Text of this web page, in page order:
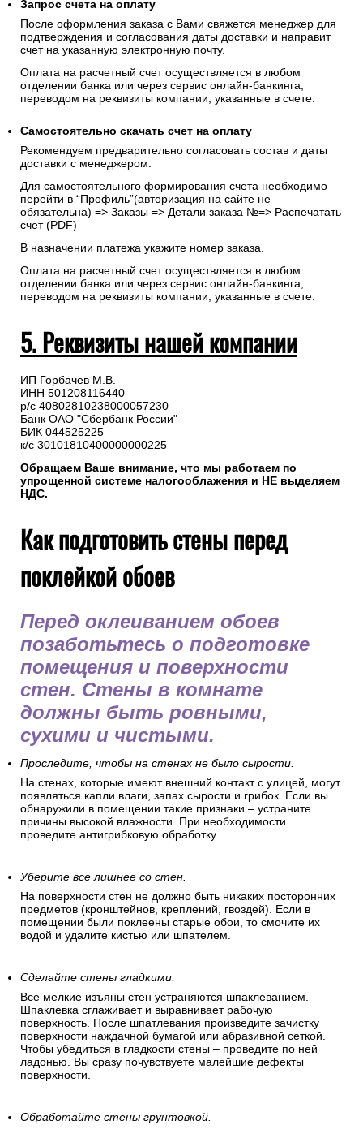
Запрос счета на оплату
После оформления заказа с Вами свяжется менеджер для
подтверждения и согласования даты доставки и направит
счет на указанную электронную почту.
Оплата на расчетный счет осуществляется в любом
отделении банка или через сервис онлайн-банкинга,
переводом на реквизиты компании, указанные в счете.
Самостоятельно скачать счет на оплату
Рекомендуем предварительно согласовать состав и даты
доставки с менеджером.
Для самостоятельного формирования счета необходимо
перейти в “Профиль”(авторизация на сайте не
обязательна) => Заказы => Детали заказа №=> Распечатать
счет (PDF)
В назначении платежа укажите номер заказа.
Оплата на расчетный счет осуществляется в любом
отделении банка или через сервис онлайн-банкинга,
переводом на реквизиты компании, указанные в счете.
5. Реквизиты нашей компании
ИП Горбачев М.В.
ИНН 501208116440
р/с 40802810238000057230
Банк ОАО "Сбербанк России"
БИК 044525225
к/с 30101810400000000225
Обращаем Ваше внимание, что мы работаем по
упрощенной системе налогооблажения и НЕ выделяем
НДС.
Как подготовить стены перед
поклейкой обоев
Перед оклеиванием обоев
позаботьтесь о подготовке
помещения и поверхности
стен. Стены в комнате
должны быть ровными,
сухими и чистыми.
Проследите, чтобы на стенах не было сырости.
На стенах, которые имеют внешний контакт с улицей, могут
появляться капли влаги, запах сырости и грибок. Если вы
обнаружили в помещении такие признаки – устраните
причины высокой влажности. При необходимости
проведите антигрибковую обработку.
Уберите все лишнее со стен.
На поверхности стен не должно быть никаких посторонних
предметов (кронштейнов, креплений, гвоздей). Если в
помещении были поклеены старые обои, то смочите их
водой и удалите кистью или шпателем.
Сделайте стены гладкими.
Все мелкие изъяны стен устраняются шпаклеванием.
Шпаклевка сглаживает и выравнивает рабочую
поверхность. После шпатлевания произведите зачистку
поверхности наждачной бумагой или абразивной сеткой.
Чтобы убедиться в гладкости стены – проведите по ней
ладонью. Вы сразу почувствуете малейшие дефекты
поверхности.
Обработайте стены грунтовкой.